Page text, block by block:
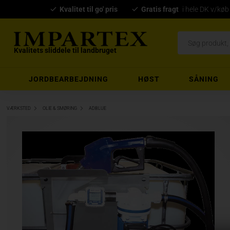
Kvalitet til go' pris Gratis fragt i hele DK v/
Kvalitets sliddele til landbruget
JORDBEARBEJDNING HØST SÅNING
VÆRKSTED OLIE & SMØRING ADBLUE